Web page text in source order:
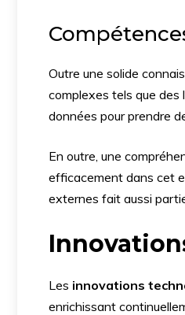
Outre une solide
complexes tels que des
données pour prendre
En outre, une
efficacement dans cet
externes fait aussi
Les innovations
enrichissant